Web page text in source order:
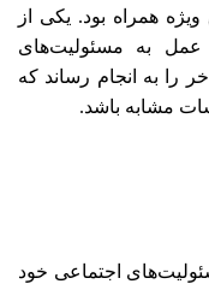
۱۳۹۶ با یک اتفاق ویژه همراه بود. یکی از
به مسئولیت‌های
را به انجام رساند که
مشابه باشد.
اجتماعی خود